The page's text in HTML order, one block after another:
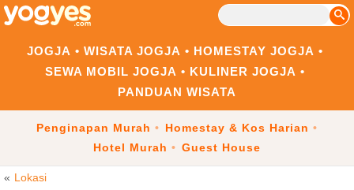
JOGJA WISATA JOGJA
HOMESTAY JOGJA
SEWA MOBIL JOGJA
KULINER JOGJA
PANDUAN WISATA
Penginapan Murah
Homestay & Kos Harian
Hotel Murah
Guest House
Lokasi